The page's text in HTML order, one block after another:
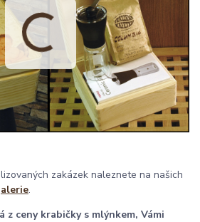
zakázek naleznete na našich
.
z ceny krabičky s mlýnkem, Vámi